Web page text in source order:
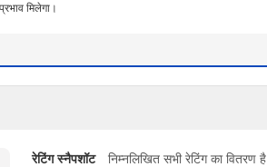
मिलेगा।
रेटिंग स्नैपशॉट
निम्नलिखित सभी रेटिंग का वितरण है